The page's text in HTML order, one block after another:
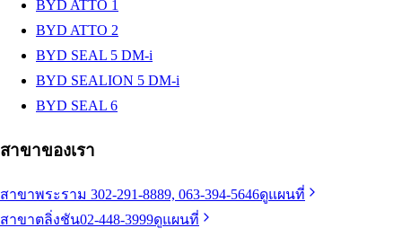
BYD ATTO 1
BYD ATTO 2
BYD SEAL 5 DM-i
BYD SEALION 5 DM-i
BYD SEAL 6
สาขาของเรา
สาขาพระราม 302-291-8889, 063-394-5646ดูแผนที่
สาขาตลิ่งชัน02-448-3999ดูแผนที่